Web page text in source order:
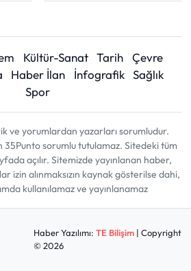
Kültür-Sanat Tarih
Çevre
Haber İlan İnfografik Sağlık
Spor
ve yorumlardan yazarları sorumludur.
35Punto sorumlu tutulamaz. Sitedeki tüm
açılır. Sitemizde yayınlanan haber,
izin alınmaksızın kaynak gösterilse dahi,
kullanılamaz ve yayınlanamaz
Haber Yazılımı: TE Bilişim| Copyright
© 2026